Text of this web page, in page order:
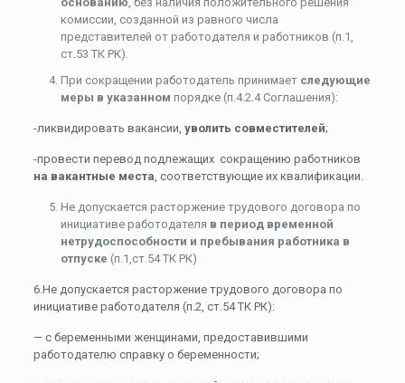
комиссии, созданной из равного числа
представителей от работодателя и работников (п.1,
ст.53 ТК РК).
При сокращении работодатель принимает следующие
меры в указанном порядке (п.4.2.4 Соглашения):
-ликвидировать вакансии, уволить совместителей;
-провести перевод подлежащих сокращению работников
на вакантные места, соответствующие их квалификации.
Не допускается расторжение трудового договора по
инициативе работодателя в период временной
нетрудоспособности и пребывания работника в
отпуске (п.1,ст.54 ТК РК)
6.Не допускается расторжение трудового договора по
инициативе работодателя (п.2, ст.54 ТК РК):
— с беременными женщинами, предоставившими
работодателю справку о беременности;